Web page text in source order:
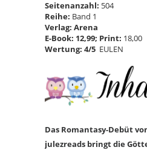
Seitenanzahl: 504
Reihe: Band 1
Verlag: Arena
E-Book: 12,99; Print: 18,00
Wertung: 4/5 EULEN
Das Romantasy-Debüt
julezreads bringt die